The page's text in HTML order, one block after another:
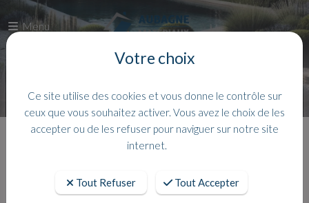
Menu
Accueil Actualites
Votre choix
Ce site utilise des cookies et vous donne le contrôle sur
ceux que vous souhaitez activer. Vous avez le choix de les
accepter ou de les refuser pour naviguer sur notre site
internet.
Tout Refuser Tout Accepter